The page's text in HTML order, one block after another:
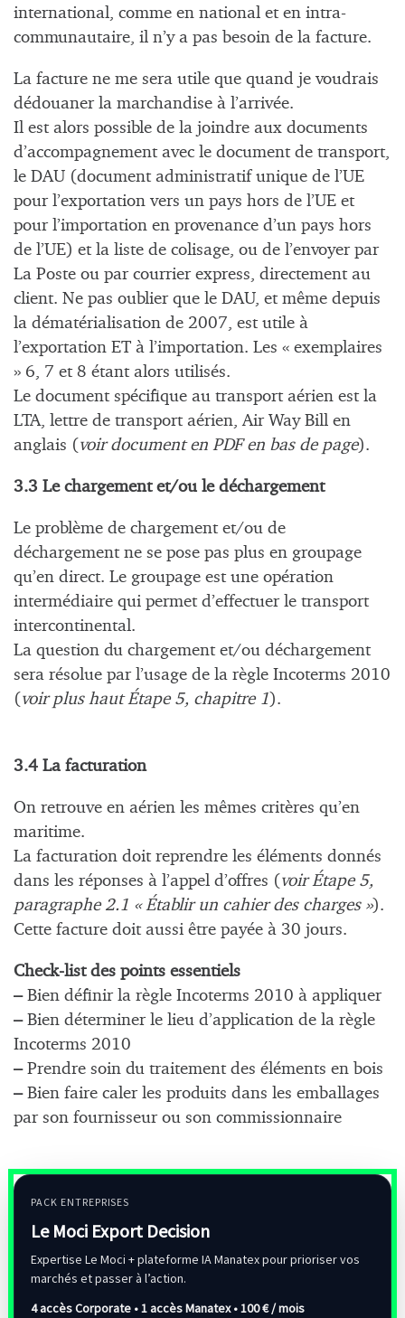
international, comme en national et en intra-
communautaire, il n’y a pas besoin de la facture.
La facture ne me sera utile que quand je voudrais
dédouaner la marchandise à l’arrivée.
Il est alors possible de la joindre aux documents
d’accompagnement avec le document de transport,
le DAU (document administratif unique de l’UE
pour l’exportation vers un pays hors de l’UE et
pour l’importation en provenance d’un pays hors
de l’UE) et la liste de colisage, ou de l’envoyer par
La Poste ou par courrier express, directement au
client. Ne pas oublier que le DAU, et même depuis
la dématérialisation de 2007, est utile à
l’exportation ET à l’importation. Les « exemplaires
» 6, 7 et 8 étant alors utilisés.
Le document spécifique au transport aérien est la
LTA, lettre de transport aérien, Air Way Bill en
anglais (voir document en PDF en bas de page).
3.3 Le chargement et/ou le déchargement
Le problème de chargement et/ou de
déchargement ne se pose pas plus en groupage
qu’en direct. Le groupage est une opération
intermédiaire qui permet d’effectuer le transport
intercontinental.
La question du chargement et/ou déchargement
sera résolue par l’usage de la règle Incoterms 2010
( voir plus haut Étape 5, chapitre 1 ).
3.4 La facturation
On retrouve en aérien les mêmes critères qu’en
maritime.
La facturation doit reprendre les éléments donnés
dans les réponses à l’appel d’offres (voir Étape 5,
paragraphe 2.1 « Établir un cahier des charges »).
Cette facture doit aussi être payée à 30 jours.
Check-list des points essentiels
–Bien définir la règle Incoterms 2010 à appliquer
– Bien déterminer le lieu d’application de la règle
Incoterms 2010
–Prendre soin du traitement des éléments en bois
–Bien faire caler les produits dans les emballages
par son fournisseur ou son commissionnaire
PACK ENTREPRISES
Le Moci Export Decision
Expertise Le Moci + plateforme IA Manatex pour prioriser vos
marchés et passer à l’action.
4 accès Corporate • 1 accès Manatex •100 € / mois